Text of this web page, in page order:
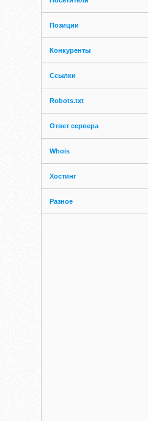
Позиции
Конкуренты
Ссылки
Robots.txt
Ответ сервера
Whois
Хостинг
Разное